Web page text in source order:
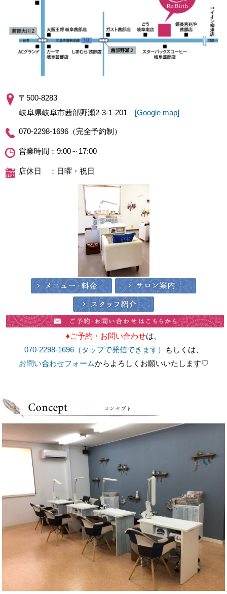
〒500-8283
営業時間：9:00～17:00
店休日 ：日曜・祝日
♦ご予約・お問い合わせは、
070-2298-1696（タップで発信できます）
お問い合わせフォーム からよろしくお願いいたします♡
Rebirthのサロン名には、re(もう一度)+birth(生まれる)
という意味